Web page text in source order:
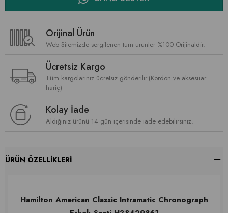
Orijinal Ürün
Web Sitemizde sergilenen tüm ürünler %100 Orijinaldir.
Ücretsiz Kargo
Tüm kargolarınız ücretsiz gönderilir.(Kordon ve aksesuar
hariç)
Kolay İade
Aldığınız ürünü 14 gün içerisinde iade edebilirsiniz.
ÜRÜN ÖZELLIKLERI
Hamilton American Classic Intramatic Chronograph